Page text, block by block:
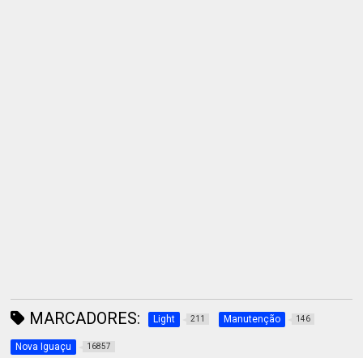
MARCADORES: Light 211 Manutenção 146
Nova Iguaçu 16857